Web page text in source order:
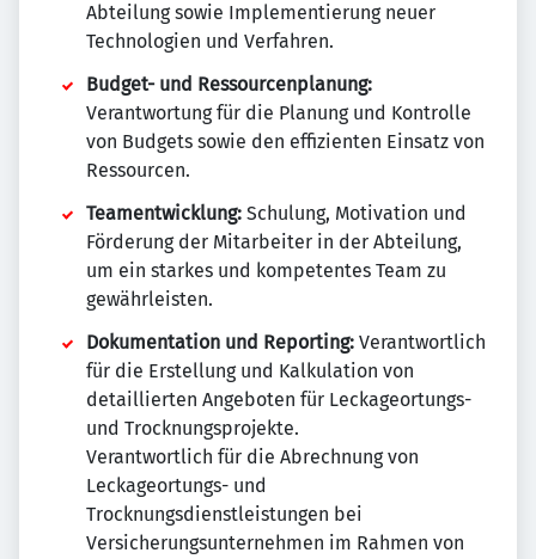
Abteilung sowie Implementierung neuer
Technologien und Verfahren.
Budget- und Ressourcenplanung:
Verantwortung für die Planung und Kontrolle
von Budgets sowie den effizienten Einsatz von
Ressourcen.
Teamentwicklung: Schulung, Motivation und
Förderung der Mitarbeiter in der Abteilung,
um ein starkes und kompetentes Team zu
gewährleisten.
Dokumentation und Reporting: Verantwortlich
für die Erstellung und Kalkulation von
detaillierten Angeboten für Leckageortungs-
und Trocknungsprojekte.
Verantwortlich für die Abrechnung von
Leckageortungs- und
Trocknungsdienstleistungen bei
Versicherungsunternehmen im Rahmen von